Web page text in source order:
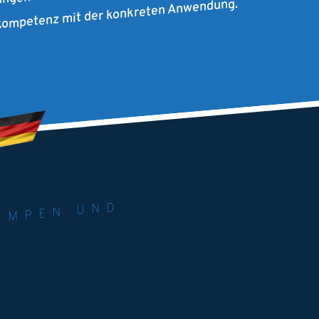
mit der konkreten Anwendung.
U